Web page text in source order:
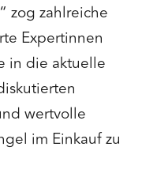
zog zahlreiche
Expertinnen
in die aktuelle
wertvolle
im Einkauf zu